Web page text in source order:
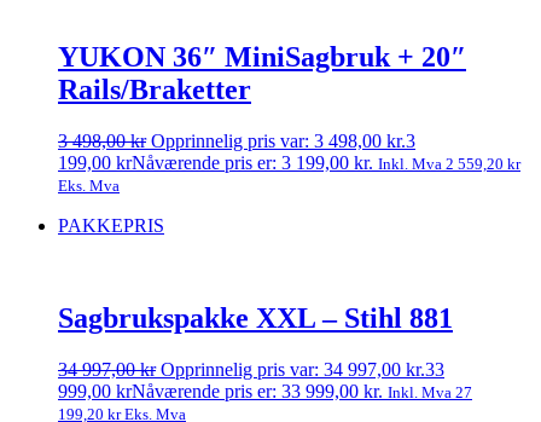
YUKON 36″ MiniSagbruk + 20″
Rails/Braketter
3 498,00kr Opprinnelig pris var: 3 498,00 kr.3
199,00 krNåværende pris er: 3 199,00 kr. Inkl. Mva 2 559,20 kr
Eks. Mva
PAKKEPRIS
Sagbrukspakke XXL – Stihl 881
34 997,00kr Opprinnelig pris var: 34 997,00 kr.33
999,00 krNåværende pris er: 33 999,00 kr. Inkl. Mva 27
199,20 krEks. Mva